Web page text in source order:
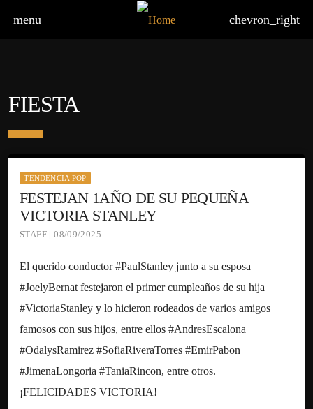
menu chevron_right
FIESTA
TENDENCIA POP
FESTEJAN 1AÑO DE SU PEQUEÑA
VICTORIA STANLEY
STAFF | 08/09/2025
El querido conductor #PaulStanley junto a su esposa
#JoelyBernat festejaron el primer cumpleaños de su hija
#VictoriaStanley y lo hicieron rodeados de varios amigos
famosos con sus hijos, entre ellos #AndresEscalona
#OdalysRamirez #SofiaRiveraTorres #EmirPabon
#JimenaLongoria #TaniaRincon, entre otros.
¡FELICIDADES VICTORIA!